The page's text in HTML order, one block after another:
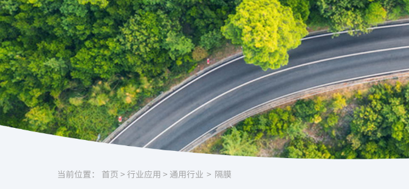
当前位置： 首页 > 行业应用 > 通用行业 > 隔膜